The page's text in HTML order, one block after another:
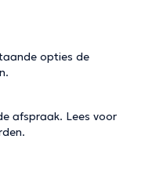
opties de
afspraak. Lees voor
.